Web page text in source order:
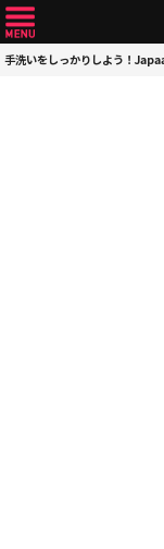
手洗いをしっかりしよう！